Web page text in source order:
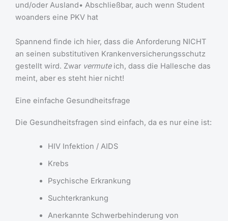
und/oder Ausland• Abschließbar, auch wenn Student
woanders eine PKV hat
Spannend finde ich hier, dass die Anforderung NICHT
an seinen substitutiven Krankenversicherungsschutz
gestellt wird. Zwar vermuteich, dass die Hallesche das
meint, aber es steht hier nicht!
Eine einfache Gesundheitsfrage
Die Gesundheitsfragen sind einfach, da es nur eine ist:
HIV Infektion / AIDS
Krebs
Psychische Erkrankung
Suchterkrankung
Anerkannte Schwerbehinderung von